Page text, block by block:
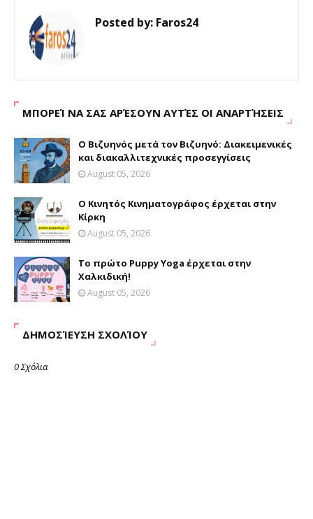
Posted by: Faros24
ΜΠΟΡΕΊ ΝΑ ΣΑΣ ΑΡΈΣΟΥΝ ΑΥΤΈΣ ΟΙ ΑΝΑΡΤΉΣΕΙΣ
Ο Βιζυηνός μετά τον Βιζυηνό: Διακειμενικές
και διακαλλιτεχνικές προσεγγίσεις
August 05, 2026
Ο Κινητός Κινηματογράφος έρχεται στην
Κίρκη
August 05, 2026
Το πρώτο Puppy Yoga έρχεται στην
Χαλκιδική!
August 05, 2026
ΔΗΜΟΣΊΕΥΣΗ ΣΧΟΛΊΟΥ
0 Σχόλια